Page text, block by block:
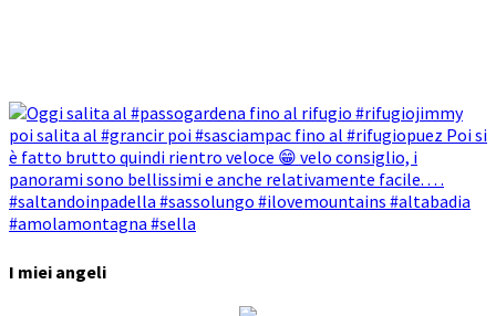
I miei angeli